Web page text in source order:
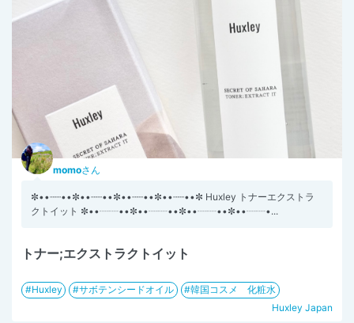
momoさん
✼••┈┈••✼••┈┈••✼••┈┈••✼••┈┈••✼ Huxley トナーエクストラ
クトイット ✼••┈┈••✼••┈┈••✼••┈┈••✼••┈┈•...
トナー;エクストラクトイット
Huxley サボテンシードオイル
韓国コスメ 化粧水
Huxley Japan